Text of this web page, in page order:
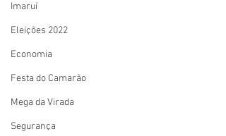
Imaruí
Eleições 2022
Economia
Festa do Camarão
Mega da Virada
Segurança